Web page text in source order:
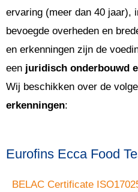
ervaring (meer dan 40 jaar),
bevoegde overheden en
en erkenningen zijn de
een juridisch onderbouwd
Wij beschikken over de
erkenningen:
Eurofins Ecca Food
BELAC Certificate